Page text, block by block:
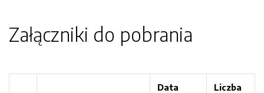
Załączniki do pobrania
Data
Liczba